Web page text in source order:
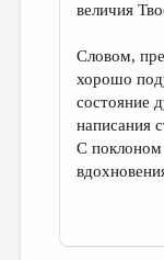
величия
Словом,
хорошо
состояние
написания
С поклоном